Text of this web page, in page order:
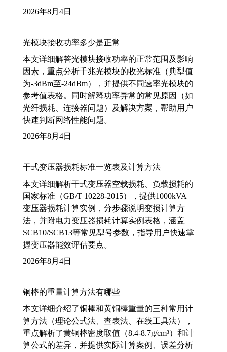
2026年8月4日
光模块接收功率多少是正常
本文详细解答光模块接收功率的正常范围及影响
因素，重点分析千兆光模块的收光标准（典型值
为-3dBm至-24dBm），并提供不同速率光模块的
参考值表格。同时解释功率异常的常见原因（如
光纤损耗、连接器问题）及解决方案，帮助用户
快速判断网络性能问题。
2026年8月4日
干式变压器损耗标准一览表及计算方法
本文详细解析干式变压器空载损耗、负载损耗的
国家标准（GB/T 10228-2015），提供1000kVA
变压器损耗计算实例，分步骤说明变损计算方
法，并附电力变压器损耗计算实例表格，涵盖
SCB10/SCB13等常见型号参数，指导用户快速掌
握变压器能效评估要点。
2026年8月4日
铜棒的重量计算方法有哪些
本文详细介绍了铜棒和黄铜棒重量的三种常用计
算方法（理论公式法、查表法、在线工具法），
重点解析了黄铜棒密度取值（8.4-8.7g/cm³）和计
算公式的差异，并提供实际计算案例、误差分析